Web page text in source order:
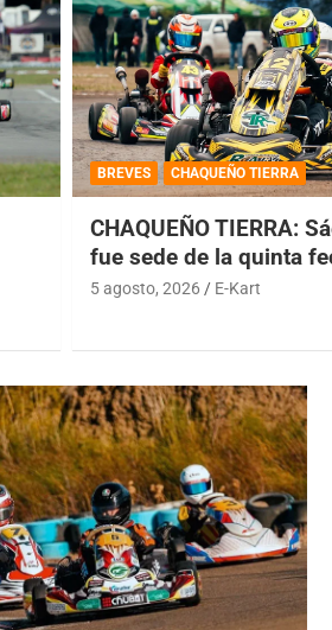
BREVES CHAQUEÑO TIERRA
CHAQUEÑO TIERRA:
fue sede de la quinta
5 agosto, 2026 E-Kart